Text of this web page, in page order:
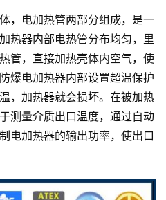
，电加热管两部分组成，是一
热器内部电热管分布均匀，里
管，直接加热壳体内空气，使
爆电加热器内部设置超温保护
，加热器就会损坏。在被加热
测量介质出口温度，通过自动
电加热器的输出功率，使出口